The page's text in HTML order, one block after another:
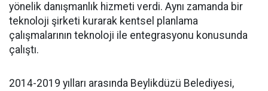
yönelik danışmanlık hizmeti verdi. Aynı zamanda bir
teknoloji şirketi kurarak kentsel planlama
çalışmalarının teknoloji ile entegrasyonu konusunda
çalıştı.
2014-2019 yılları arasında Beylikdüzü Belediyesi,